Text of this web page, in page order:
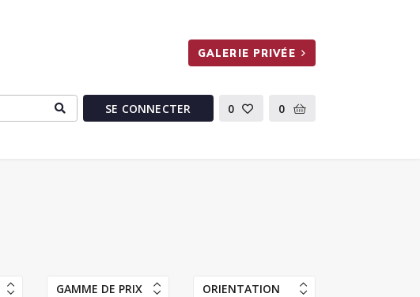
GALERIE PRIVÉE
SE CONNECTER 0 0
GAMME DE PRIX ORIENTATION